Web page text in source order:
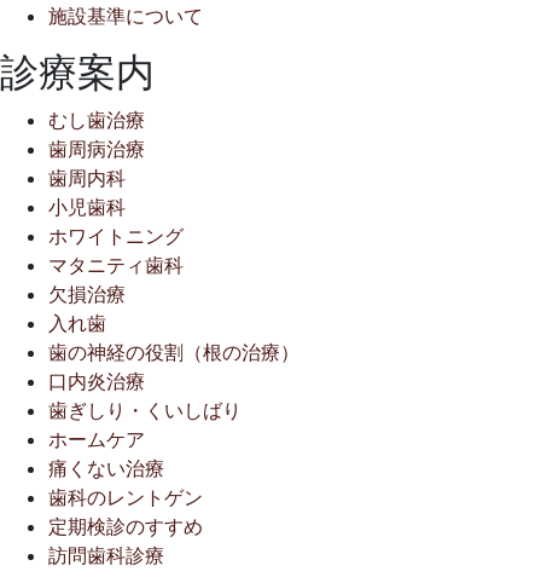
施設基準について
診療案内
むし歯治療
歯周病治療
歯周内科
小児歯科
ホワイトニング
マタニティ歯科
欠損治療
入れ歯
歯の神経の役割（根の治療）
口内炎治療
歯ぎしり・くいしばり
ホームケア
痛くない治療
歯科のレントゲン
定期検診のすすめ
訪問歯科診療